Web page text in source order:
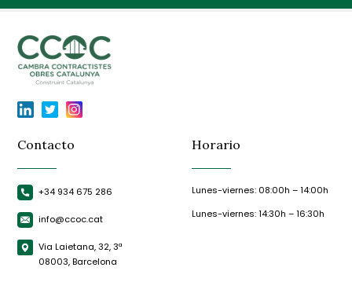
Contacto
+34 934 675 286
info@ccoc.cat
Via Laietana, 32, 3ª
08003, Barcelona
Horario
Lunes-viernes: 08:00h – 14:00h
Lunes-viernes: 14:30h – 16:30h